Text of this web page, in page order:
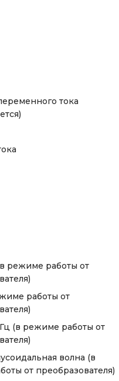
тока
режиме работы от
работы от
(в режиме работы от
волна (в
от преобразователя)